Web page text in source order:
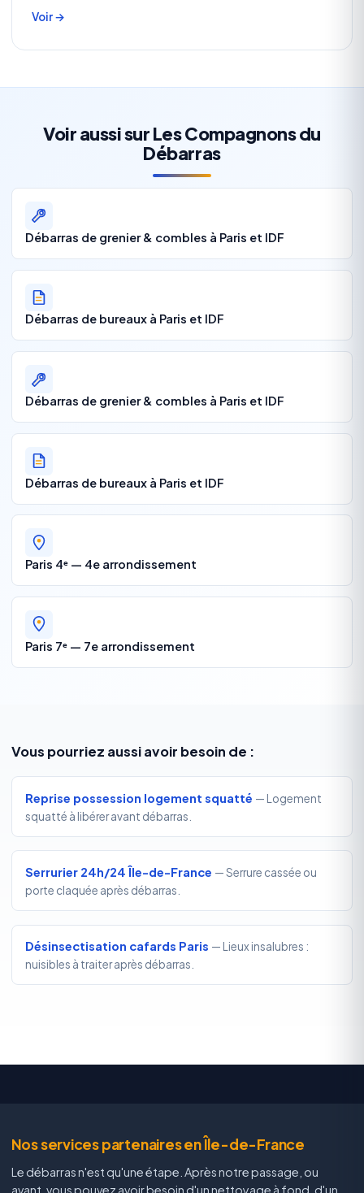
Voir →
Voir aussi sur Les Compagnons du
Débarras
Débarras de grenier & combles à Paris et IDF
Débarras de bureaux à Paris et IDF
Débarras de grenier & combles à Paris et IDF
Débarras de bureaux à Paris et IDF
Paris 4ᵉ — 4e arrondissement
Paris 7ᵉ — 7e arrondissement
Vous pourriez aussi avoir besoin de :
Reprise possession logement squatté — Logement
squatté à libérer avant débarras.
Serrurier 24h/24 Île-de-France — Serrure cassée ou
porte claquée après débarras.
Désinsectisation cafards Paris — Lieux insalubres :
nuisibles à traiter après débarras.
Nos services partenaires en Île-de-France
Le débarras n'est qu'une étape. Après notre passage, ou
avant, vous pouvez avoir besoin d'un nettoyage à fond, d'un